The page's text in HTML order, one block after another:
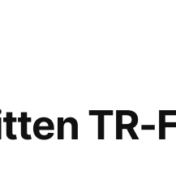
TR-